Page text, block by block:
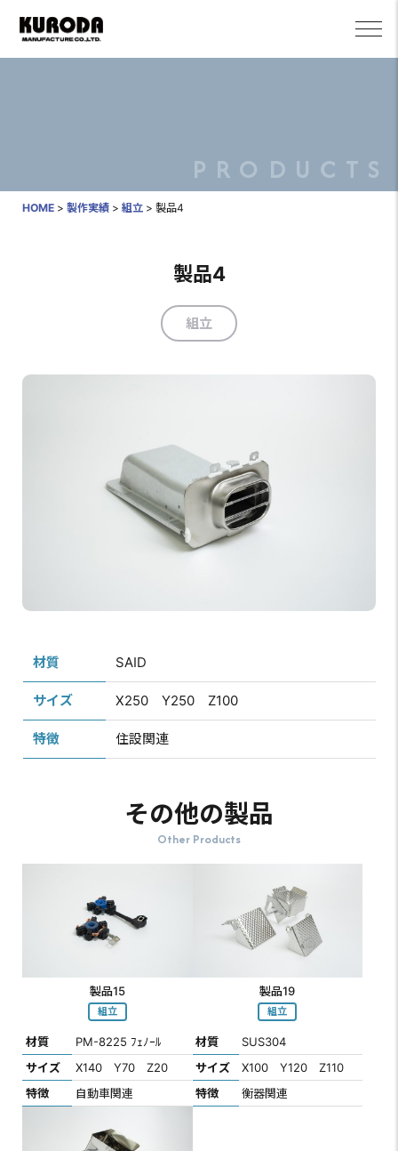
PRODUCTS
HOME >製作実績 >組立 >製品4
製品4
組立
材質 SAID
サイズ X250 Y250 Z100
特徴 住設関連
その他の製品
Other Products
製品15
組立
材質
PM-8225 ﾌｪﾉｰﾙ
サイズ
X140 Y70 Z20
特徴
自動車関連
製品19
組立
材質
SUS304
サイズ
X100 Y120 Z110
特徴
衡器関連